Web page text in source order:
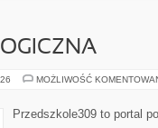
MOŻLIWOŚĆ
Przedszkole309 to portal